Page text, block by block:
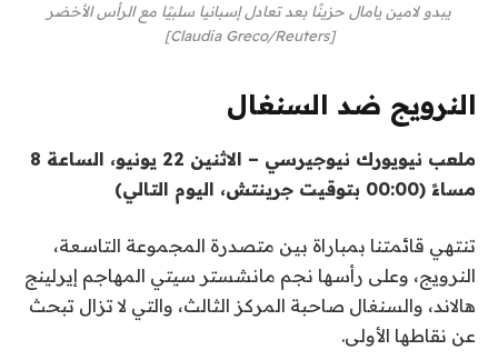
يبدو لامين يامال حزينًا بعد تعادل إسبانيا سلبيًا مع الرأس الأخضر
[Claudia Greco/Reuters]
النرويج ضد السنغال
ملعب نيويورك نيوجيرسي – الاثنين 22 يونيو، الساعة 8
مساءً (00:00 بتوقيت جرينتش، اليوم التالي)
تنتهي قائمتنا بمباراة بين متصدرة المجموعة التاسعة،
النرويج، وعلى رأسها نجم مانشستر سيتي المهاجم إيرلينج
هالاند، والسنغال صاحبة المركز الثالث، والتي لا تزال تبحث
عن نقاطها الأولى.